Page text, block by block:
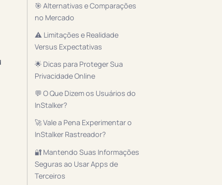
🎯 Alternativas e Comparações
no Mercado
⚠️ Limitações e Realidade
Versus Expectativas
🌟 Dicas para Proteger Sua
Privacidade Online
💬 O Que Dizem os Usuários do
InStalker?
🚀 Vale a Pena Experimentar o
InStalker Rastreador?
🔐 Mantendo Suas Informações
Seguras ao Usar Apps de
Terceiros